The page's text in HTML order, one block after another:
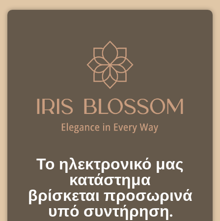
Το ηλεκτρονικό μας
κατάστημα
βρίσκεται προσωρινά
υπό συντήρηση.